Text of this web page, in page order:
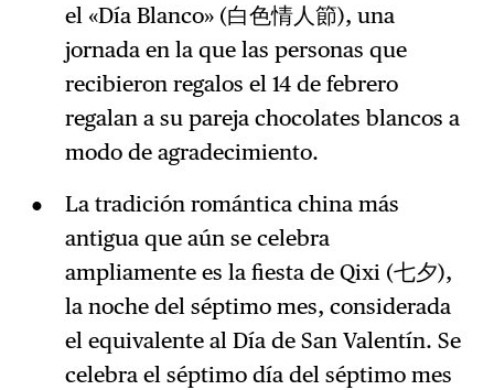
el «Día Blanco» (白色情人節), una
jornada en la que las personas que
recibieron regalos el 14 de febrero
regalan a su pareja chocolates blancos a
modo de agradecimiento.
La tradición romántica china más
antigua que aún se celebra
ampliamente es la fiesta de Qixi (七夕),
la noche del séptimo mes, considerada
el equivalente al Día de San Valentín. Se
celebra el séptimo día del séptimo mes